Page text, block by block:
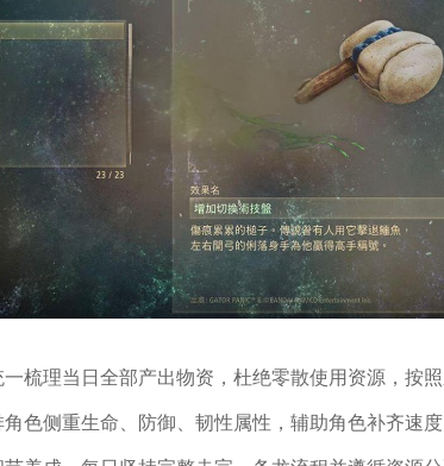
梳理当日全部产出物资，杜绝零散使用资源，按
色侧重生命、防御、韧性属性，辅助角色补齐速